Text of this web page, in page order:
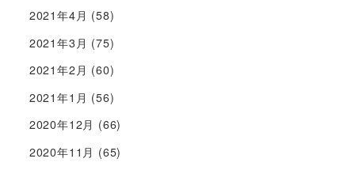
2021年4月 (58)
2021年3月 (75)
2021年2月 (60)
2021年1月 (56)
2020年12月 (66)
2020年11月 (65)